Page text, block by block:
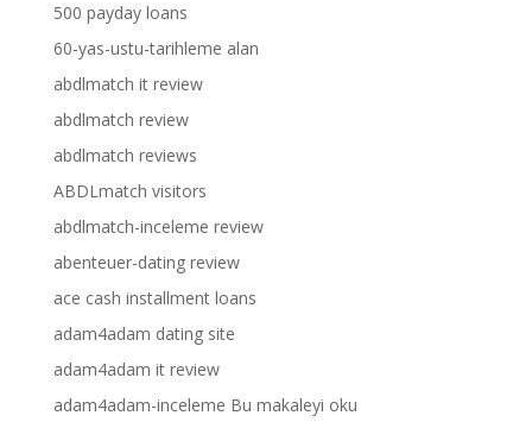
500 payday loans
60-yas-ustu-tarihleme alan
abdlmatch it review
abdlmatch review
abdlmatch reviews
ABDLmatch visitors
abdlmatch-inceleme review
abenteuer-dating review
ace cash installment loans
adam4adam dating site
adam4adam it review
adam4adam-inceleme Bu makaleyi oku